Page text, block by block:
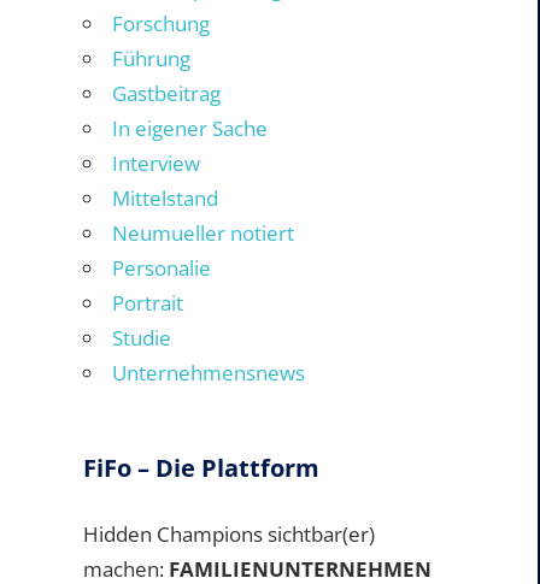
Forschung
Führung
Gastbeitrag
In eigener Sache
Interview
Mittelstand
Neumueller notiert
Personalie
Portrait
Studie
Unternehmensnews
FiFo – Die Plattform
Hidden Champions sichtbar(er)
machen: FAMILIENUNTERNEHMEN